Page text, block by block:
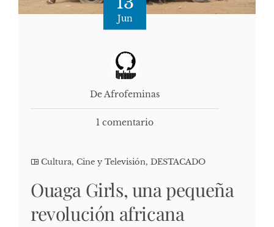
Jun
De Afrofeminas
1 comentario
Cultura, Cine y Televisión, DESTACADO
Ouaga Girls, una pequeña
revolución africana